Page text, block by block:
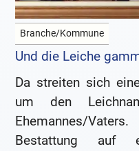
Branche/Kommune
Und die Leiche
Da streiten sich
um den
Ehemannes/
Bestattung auf